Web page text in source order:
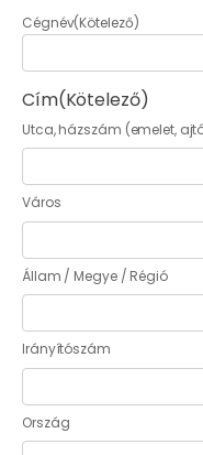
Cégnév(Kötelező)
Cím(Kötelező)
Utca, házszám (emelet,
Város
Állam / Megye / Régió
Irányítószám
Ország